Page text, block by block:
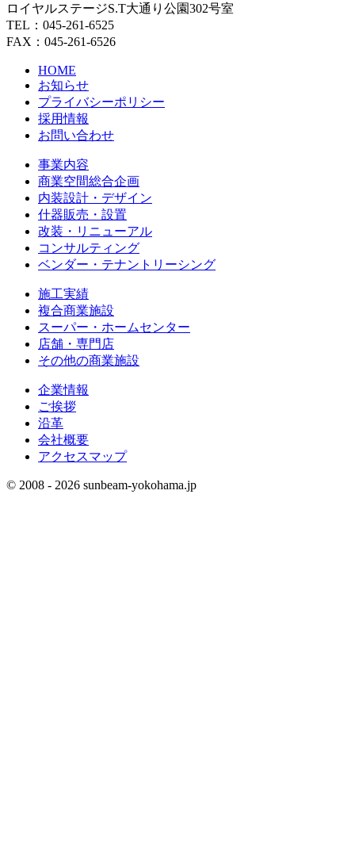
ロイヤルステージS.T大通り公園302号室
TEL：045-261-6525
FAX：045-261-6526
HOME
お知らせ
プライバシーポリシー
採用情報
お問い合わせ
事業内容
商業空間総合企画
内装設計・デザイン
什器販売・設置
改装・リニューアル
コンサルティング
ベンダー・テナントリーシング
施工実績
複合商業施設
スーパー・ホームセンター
店舗・専門店
その他の商業施設
企業情報
ご挨拶
沿革
会社概要
アクセスマップ
© 2008 - 2026 sunbeam-yokohama.jp